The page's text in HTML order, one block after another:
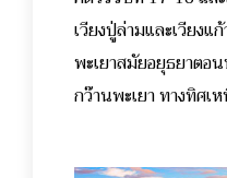
เวียงปู่ล่ามและเวียงแ
พะเยาสมัยอยุธยาตอ
กว๊านพะเยา ทางทิศเ